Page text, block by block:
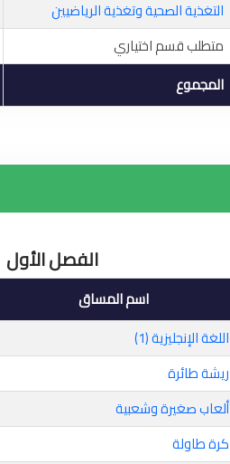
التغذية الصحية وتغذية الرياضيين
متطلب قسم اختياري
المجموع
الفصل الأول
اسم المساق
اللغة الإنجليزية (1)
ريشة طائرة
ألعاب صغيرة وشعبية
كرة طاولة